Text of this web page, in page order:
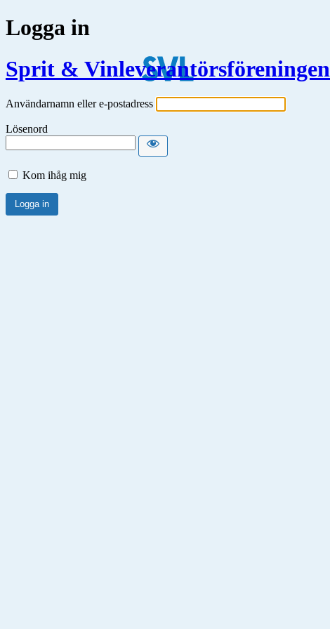
Logga in
Sprit & Vinleverantörsföreningen
Användarnamn eller e-postadress
Lösenord
Kom ihåg mig